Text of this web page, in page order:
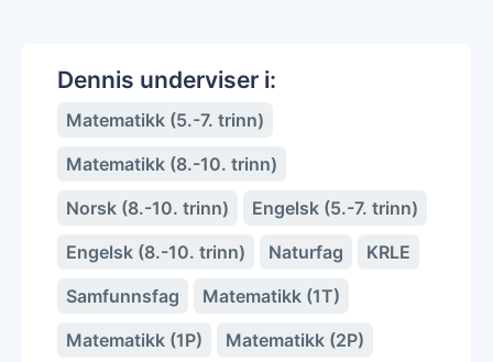
Dennis underviser i:
Matematikk (5.-7. trinn)
Matematikk (8.-10. trinn)
Norsk (8.-10. trinn)
Engelsk (5.-7. trinn)
Engelsk (8.-10. trinn)
Naturfag
KRLE
Samfunnsfag
Matematikk (1T)
Matematikk (1P)
Matematikk (2P)